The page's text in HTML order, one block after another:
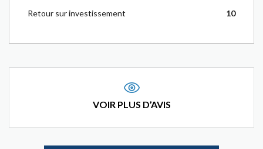
Retour sur investissement
10
VOIR PLUS D’AVIS